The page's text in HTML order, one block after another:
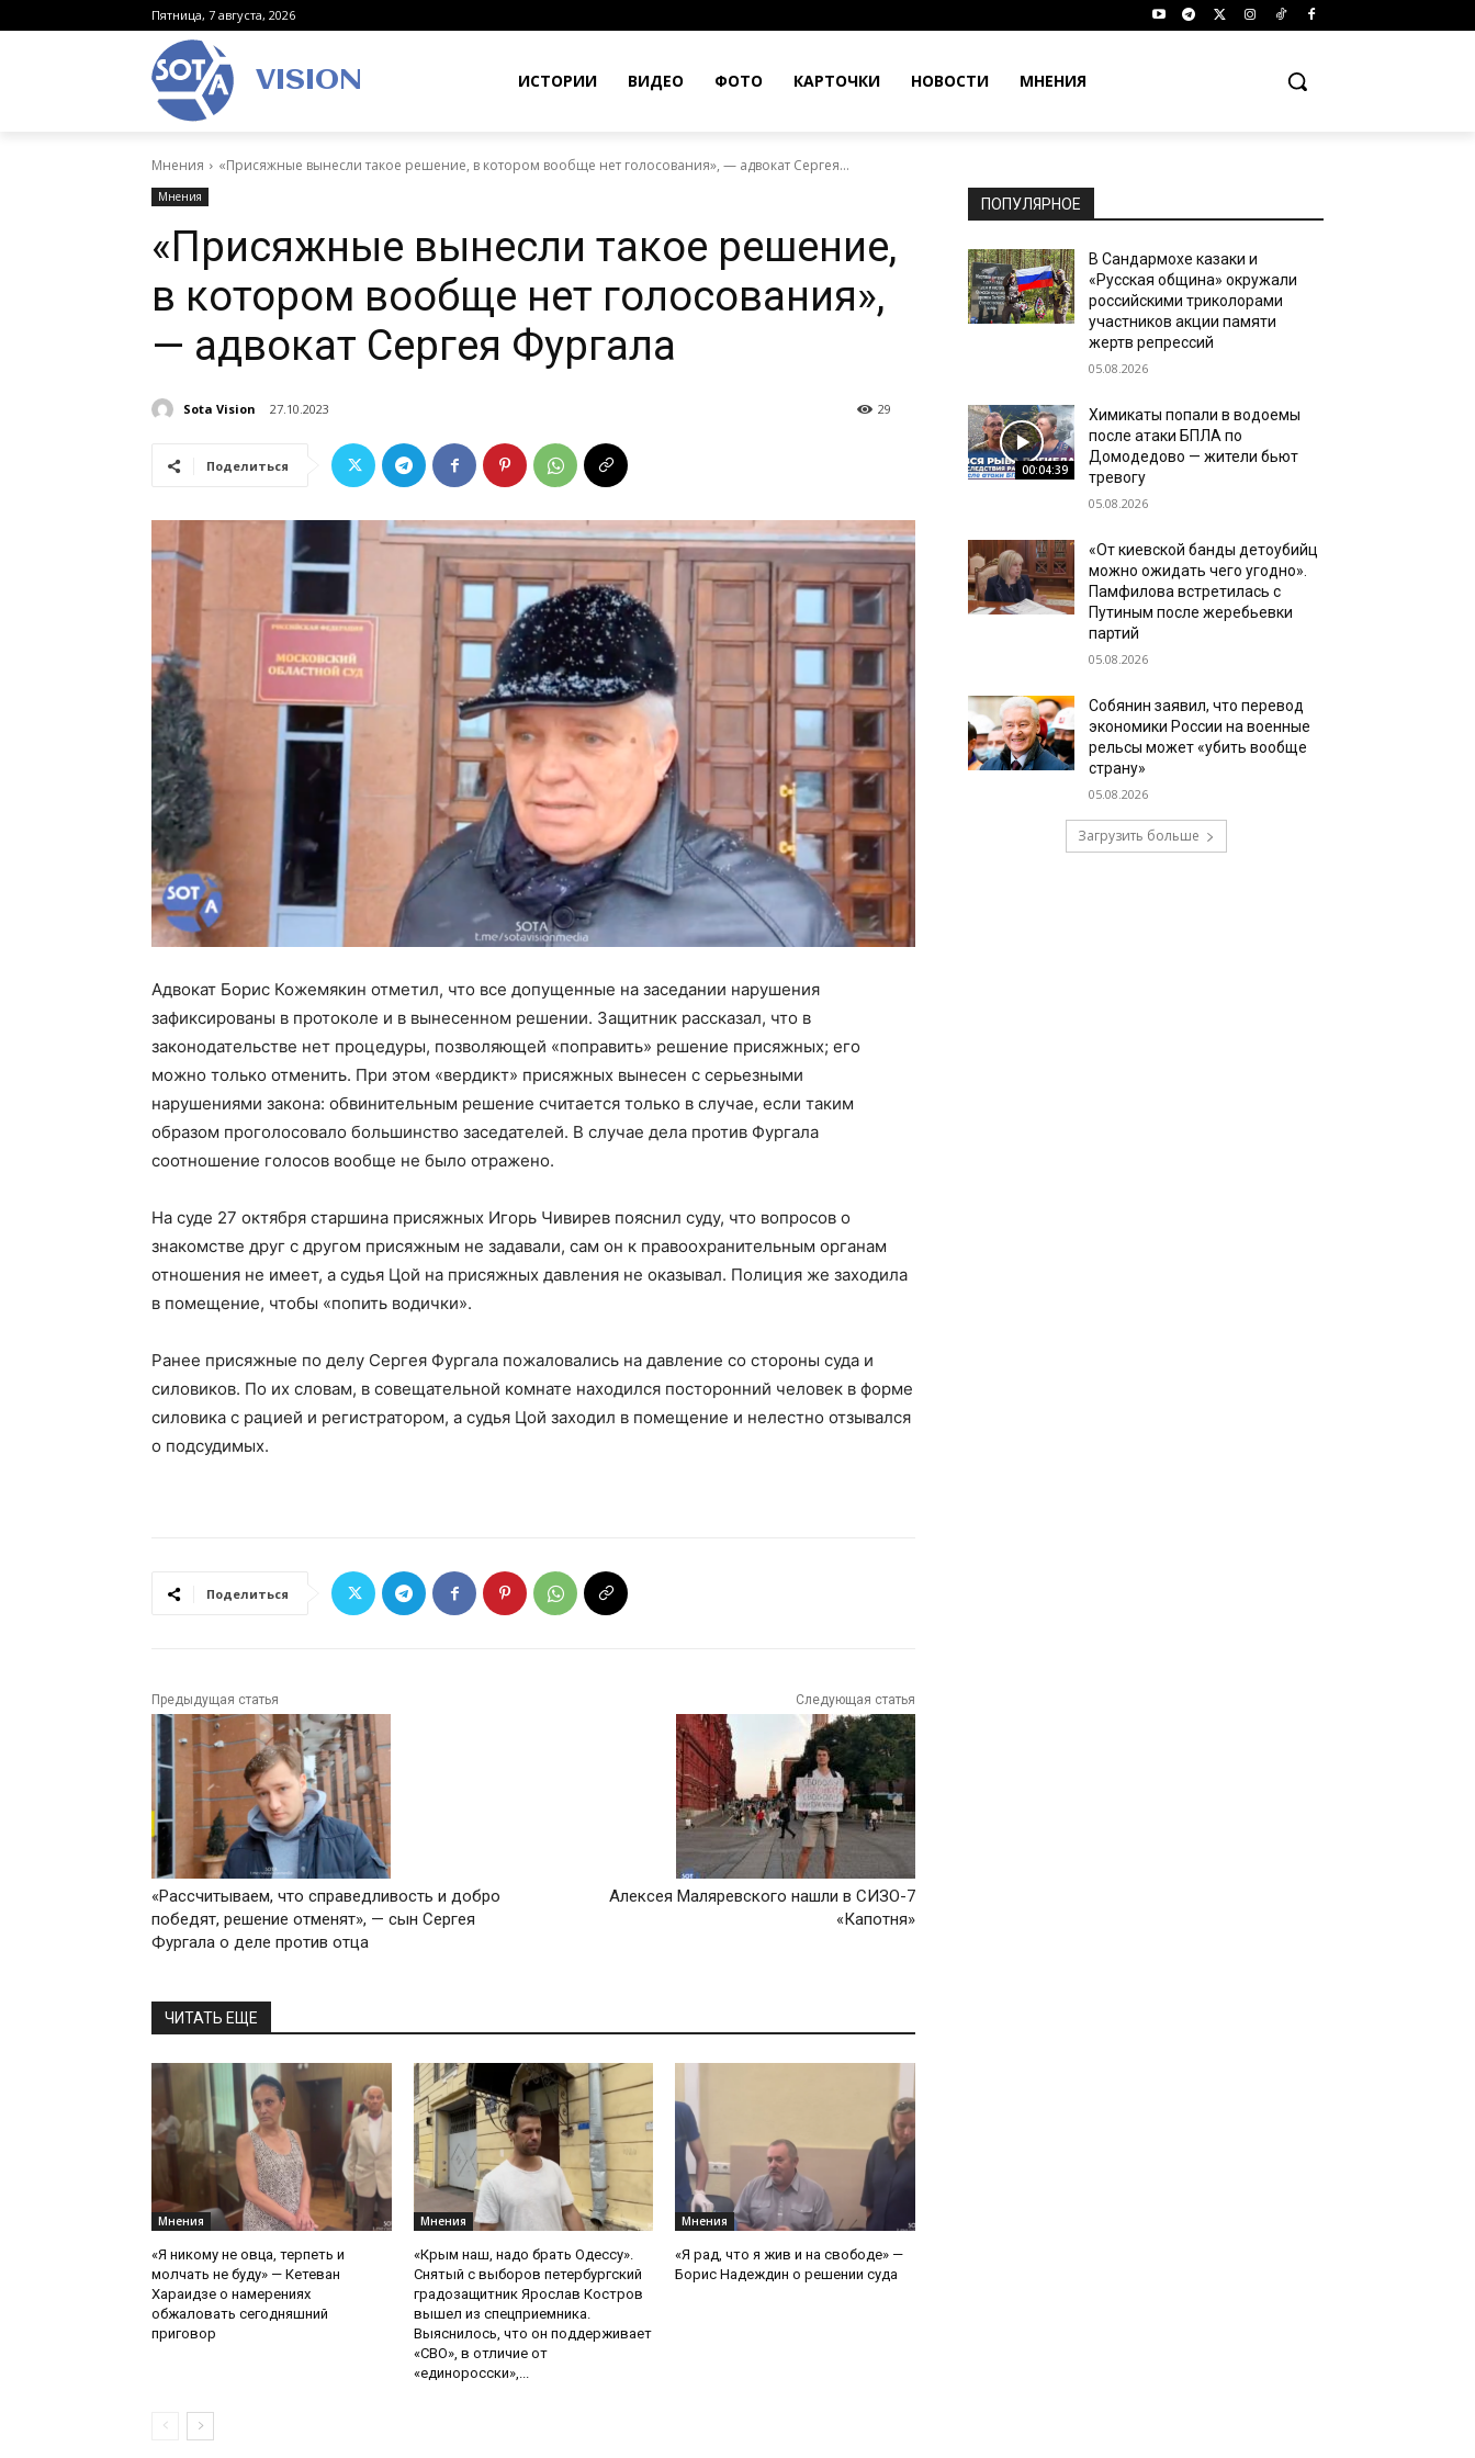
Пятница, 7 августа, 2026
VISION ИСТОРИИ ВИДЕО ФОТО КАРТОЧКИ НОВОСТИ МНЕНИЯ
Мнения «Присяжные вынесли такое решение, в котором вообще нет голосования», — адвокат Сергея...
Мнения
«Присяжные вынесли такое решение,
в котором вообще нет голосования»,
— адвокат Сергея Фургала
Sota Vision 27.10.2023 29
Поделиться
Адвокат Борис Кожемякин отметил, что все допущенные на заседании нарушения
зафиксированы в протоколе и в вынесенном решении. Защитник рассказал, что в
законодательстве нет процедуры, позволяющей «поправить» решение присяжных; его
можно только отменить. При этом «вердикт» присяжных вынесен с серьезными
нарушениями закона: обвинительным решение считается только в случае, если таким
образом проголосовало большинство заседателей. В случае дела против Фургала
соотношение голосов вообще не было отражено.
На суде 27 октября старшина присяжных Игорь Чивирев пояснил суду, что вопросов о
знакомстве друг с другом присяжным не задавали, сам он к правоохранительным органам
отношения не имеет, а судья Цой на присяжных давления не оказывал. Полиция же заходила
в помещение, чтобы «попить водички».
Ранее присяжные по делу Сергея Фургала пожаловались на давление со стороны суда и
силовиков. По их словам, в совещательной комнате находился посторонний человек в форме
силовика с рацией и регистратором, а судья Цой заходил в помещение и нелестно отзывался
о подсудимых.
Поделиться
Предыдущая статья
«Рассчитываем, что справедливость и добро
победят, решение отменят», — сын Сергея
Фургала о деле против отца
Следующая статья
Алексея Маляревского нашли в СИЗО-7
«Капотня»
ЧИТАТЬ ЕЩЕ
Мнения
«Я никому не овца, терпеть и
молчать не буду» — Кетеван
Хараидзе о намерениях
обжаловать сегодняшний
приговор
Мнения
«Крым наш, надо брать Одессу».
Снятый с выборов петербургский
градозащитник Ярослав Костров
вышел из спецприемника.
Выяснилось, что он поддерживает
«СВО», в отличие от
«единоросски»,...
Мнения
«Я рад, что я жив и на свободе» —
Борис Надеждин о решении суда
ПОПУЛЯРНОЕ
В Сандармохе казаки и
«Русская община» окружали
российскими триколорами
участников акции памяти
жертв репрессий
05.08.2026
00:04:39
Химикаты попали в водоемы
после атаки БПЛА по
Домодедово — жители бьют
тревогу
05.08.2026
«От киевской банды детоубийц
можно ожидать чего угодно».
Памфилова встретилась с
Путиным после жеребьевки
партий
05.08.2026
Собянин заявил, что перевод
экономики России на военные
рельсы может «убить вообще
страну»
05.08.2026
Загрузить больше